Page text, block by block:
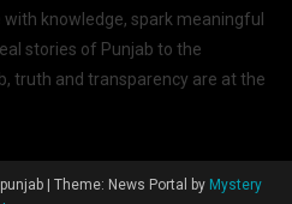
knowledge, spark meaningful
stories of Punjab to the
truth and transparency are at the
Theme: News Portal by Mystery